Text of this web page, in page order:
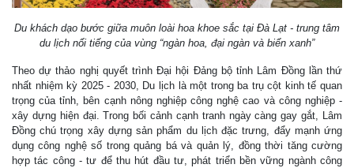
Du khách dạo bước giữa muôn loài hoa khoe sắc tại Đà Lạt - trung tâm
du lịch nổi tiếng của vùng “ngàn hoa, đại ngàn và biển xanh”
Theo dự thảo nghị quyết trình Đại hội Đảng bộ tỉnh Lâm Đồng lần thứ
nhất nhiệm kỳ 2025 - 2030, Du lịch là một trong ba trụ cột kinh tế quan
trọng của tỉnh, bên cạnh nông nghiệp công nghệ cao và công nghiệp -
xây dựng hiện đại. Trong bối cảnh cạnh tranh ngày càng gay gắt, Lâm
Đồng chú trọng xây dựng sản phẩm du lịch đặc trưng, đẩy mạnh ứng
dụng công nghệ số trong quảng bá và quản lý, đồng thời tăng cường
hợp tác công - tư để thu hút đầu tư, phát triển bền vững ngành công